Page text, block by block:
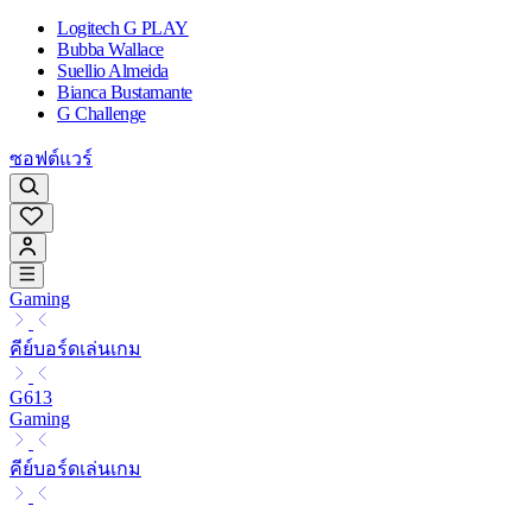
Logitech G PLAY
Bubba Wallace
Suellio Almeida
Bianca Bustamante
G Challenge
ซอฟต์แวร์
Gaming
คีย์บอร์ดเล่นเกม
G613
Gaming
คีย์บอร์ดเล่นเกม